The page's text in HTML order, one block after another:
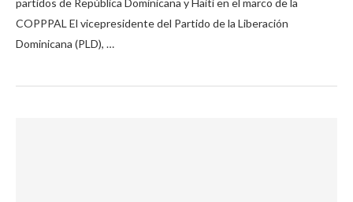
partidos de República Dominicana y Haití en el marco de la
COPPPAL El vicepresidente del Partido de la Liberación
Dominicana (PLD), …